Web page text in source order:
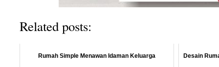
Related posts:
Rumah Simple Menawan Idaman Keluarga Desain